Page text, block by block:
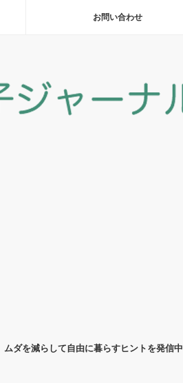
お問い合わせ
ダを減らして自由に暮らすヒントを発信中